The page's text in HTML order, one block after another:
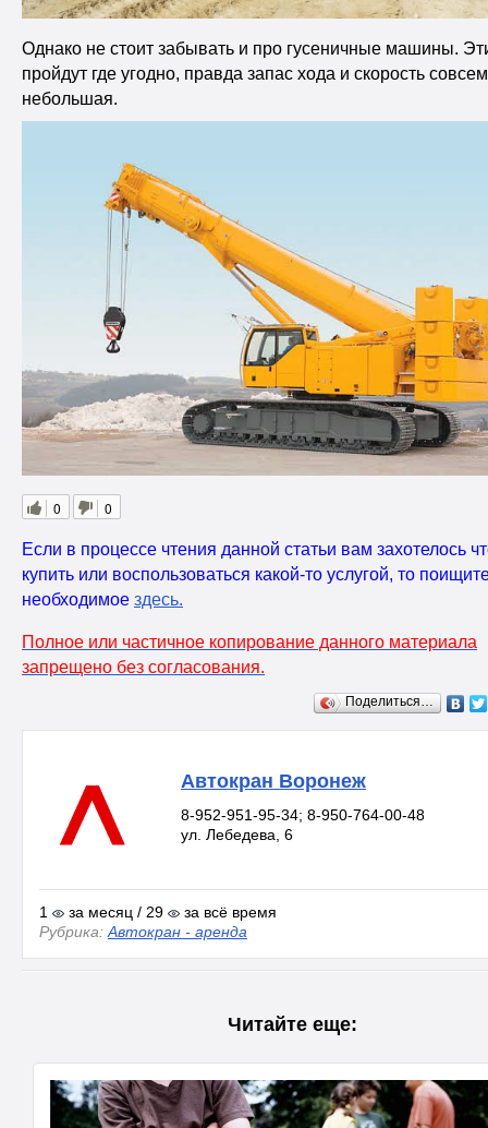
Однако не стоит забывать и про гусеничные машины.
пройдут где угодно, правда запас хода и скорость совсем
небольшая.
0 0
Если в процессе чтения данной статьи вам захотелось
купить или воспользоваться какой-то услугой, то
необходимое здесь.
Полное или частичное копирование данного материала
запрещено без согласования.
Поделиться…
Автокран Воронеж
8-952-951-95-34; 8-950-764-00-48
ул. Лебедева, 6
1 за месяц / 29
за всё время
Рубрика: Автокран - аренда
Читайте еще: